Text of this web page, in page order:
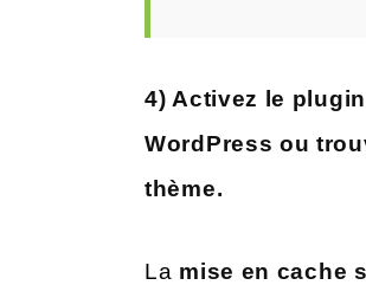
4) Activez le
WordPress ou
thème.
La mise en cache